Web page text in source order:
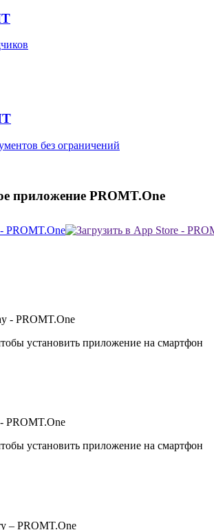
без ограничений
приложение PROMT.One
установить приложение на смартфон
установить приложение на смартфон